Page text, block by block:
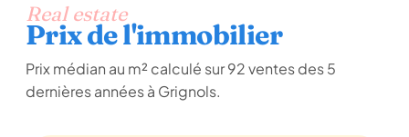
Real estate
Prix de l'immobilier
Prix médian au m² calculé sur 92 ventes des 5
dernières années à Grignols.